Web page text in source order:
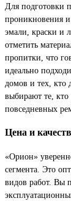
Для подготовки
проникновения
эмали, краски и
отметить
пропитки, что
идеально
домов и тех, кто
выбирают те,
повседневных
Цена и
«Орион»
сегмента. Это
видов работ. Вы